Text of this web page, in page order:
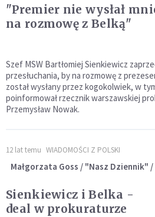
"Premier nie wysłał
na rozmowę z Belką"
Szef MSW Bartłomiej Sienkiewicz
przesłuchania, by na rozmowę z
został wysłany przez kogokolwiek, w
poinformował rzecznik warszawskiej
Przemysław Nowak.
12 lat temu WIADOMOŚCI Z POLSKI
Małgorzata Goss / "Nasz Dziennik" /
Sienkiewicz i Belka -
deal w prokuraturze